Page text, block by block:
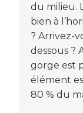
du milieu.
bien à
? Arrivez-
dessous ?
gorge est
élément
80 % du